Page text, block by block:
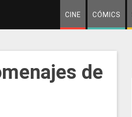
CINE CÓMICS
de